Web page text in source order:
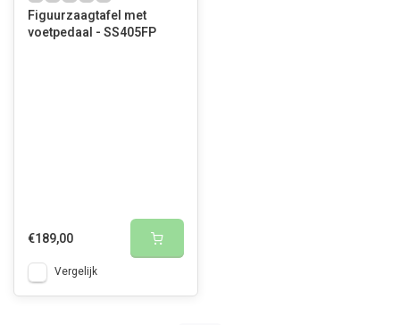
Figuurzaagtafel met
voetpedaal - SS405FP
€189,00
Vergelijk